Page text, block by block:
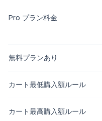
Pro プラン料金
無料プランあり
カート最低購入額ルール
カート最高購入額ルール